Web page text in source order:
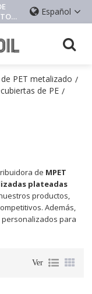
Español
PET metalizado /
de PE /
de MPET
plateadas
productos,
Además,
personalizados para
Ver